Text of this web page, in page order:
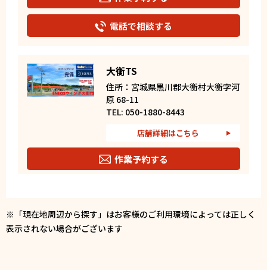
電話で相談する
大衡TS
住所：宮城県黒川郡大衡村大衡字河
原 68-11
TEL: 050-1880-8443
店舗詳細はこちら
作業予約する
セルフ仙台長町南SS
※「現在地周辺から探す」はお客様のご利用環境によっては正しく
表示されない場合がございます